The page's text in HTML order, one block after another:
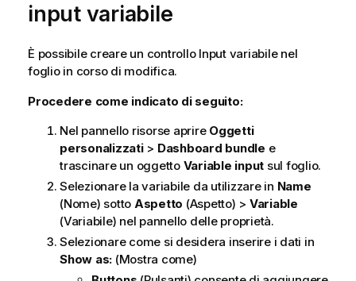
input variabile
È possibile creare un controllo Input variabile nel
foglio in corso di modifica.
Procedere come indicato di seguito:
Nel pannello risorse aprire Oggetti
personalizzati> Dashboard bundle e
trascinare un oggetto Variable input sul foglio.
Selezionare la variabile da utilizzare in Name
(Nome) sotto Aspetto (Aspetto) > Variable
(Variabile) nel pannello delle proprietà.
Selezionare come si desidera inserire i dati in
Show as: (Mostra come)